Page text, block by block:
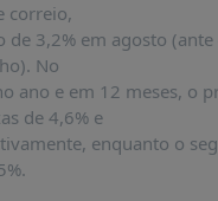
correio,
de 3,2% em agosto
No
ano e em 12 meses, o
de 4,6% e
enquanto o